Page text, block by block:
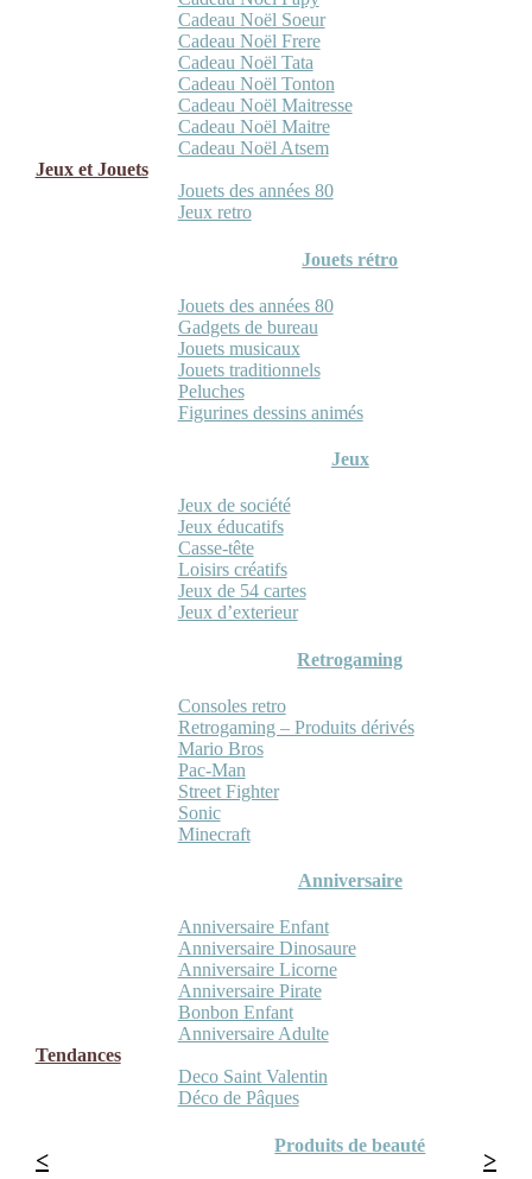
Cadeau Noël Soeur
Cadeau Noël Frere
Cadeau Noël Tata
Cadeau Noël Tonton
Cadeau Noël Maitresse
Cadeau Noël Maitre
Cadeau Noël Atsem
Jeux et Jouets
Jouets des années 80
Jeux retro
Jouets rétro
Jouets des années 80
Gadgets de bureau
Jouets musicaux
Jouets traditionnels
Peluches
Figurines dessins animés
Jeux
Jeux de société
Jeux éducatifs
Casse-tête
Loisirs créatifs
Jeux de 54 cartes
Jeux d’exterieur
Retrogaming
Consoles retro
Retrogaming – Produits dérivés
Mario Bros
Pac-Man
Street Fighter
Sonic
Minecraft
Anniversaire
Anniversaire Enfant
Anniversaire Dinosaure
Anniversaire Licorne
Anniversaire Pirate
Bonbon Enfant
Anniversaire Adulte
Tendances
Deco Saint Valentin
Déco de Pâques
Produits de beauté